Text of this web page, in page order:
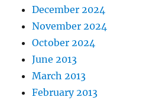
December 2024
November 2024
October 2024
June 2013
March 2013
February 2013